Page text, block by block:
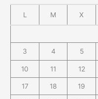
L M X
3 4 5
10 11 12
17 18 19